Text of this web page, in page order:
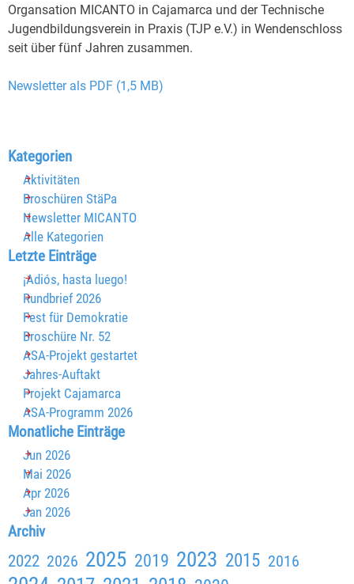
Organsation MICANTO in Cajamarca und der Technische
Jugendbildungsverein in Praxis (TJP e.V.) in Wendenschloss
seit über fünf Jahren zusammen.
Newsletter als PDF (1,5 MB)
Block überspringen Kategorien
Kategorien
Aktivitäten
Broschüren StäPa
Newsletter MICANTO
Alle Kategorien
Block überspringen Letzte Einträge
Letzte Einträge
¡Adiós, hasta luego!
Rundbrief 2026
Fest für Demokratie
Broschüre Nr. 52
ASA-Projekt gestartet
Jahres-Auftakt
Projekt Cajamarca
ASA-Programm 2026
Block überspringen Monatliche Einträge
Monatliche Einträge
Jun 2026
Mai 2026
Apr 2026
Jan 2026
Block überspringen Archiv
Archiv
2022 2026 2025 2019 2023 2015 2016